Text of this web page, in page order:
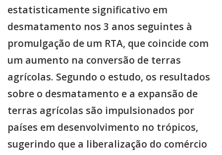
estatisticamente significativo em
desmatamento nos 3 anos seguintes à
promulgação de um RTA, que coincide com
um aumento na conversão de terras
agrícolas. Segundo o estudo, os resultados
sobre o desmatamento e a expansão de
terras agrícolas são impulsionados por
países em desenvolvimento no trópicos,
sugerindo que a liberalização do comércio